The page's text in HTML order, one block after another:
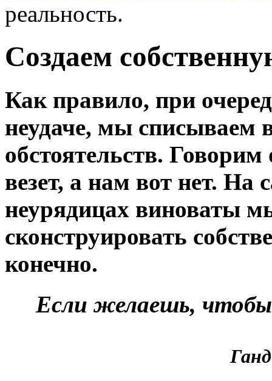
реальность.
Cоздаем
Как правило, при
неудаче, мы списываем
обстоятельств.
везет, а нам вот нет. На
неурядицах виноваты
сконструировать
конечно.
Если желаешь,